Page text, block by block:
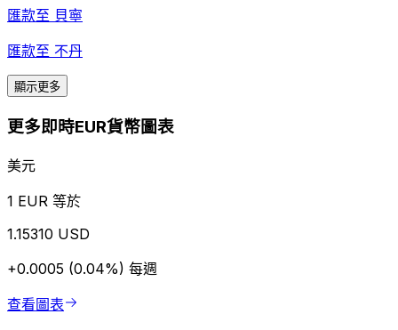
匯款至 貝寧
匯款至 不丹
顯示更多
更多即時EUR貨幣圖表
美元
1 EUR 等於
1.15310 USD
+0.0005 (0.04%) 每週
查看圖表